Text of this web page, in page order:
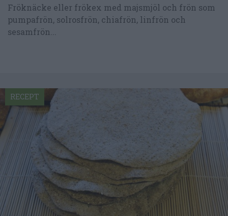
Fröknäcke eller frökex med majsmjöl och frön som
pumpafrön, solrosfrön, chiafrön, linfrön och
sesamfrön...
RECEPT